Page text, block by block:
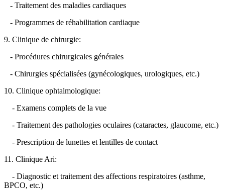
- Traitement des maladies cardiaques
- Programmes de réhabilitation cardiaque
9. Clinique de chirurgie:
- Procédures chirurgicales générales
- Chirurgies spécialisées (gynécologiques, urologiques, etc.)
10. Clinique ophtalmologique:
- Examens complets de la vue
- Traitement des pathologies oculaires (cataractes, glaucome, etc.)
- Prescription de lunettes et lentilles de contact
11. Clinique Ari:
- Diagnostic et traitement des affections respiratoires (asthme,
BPCO, etc.)